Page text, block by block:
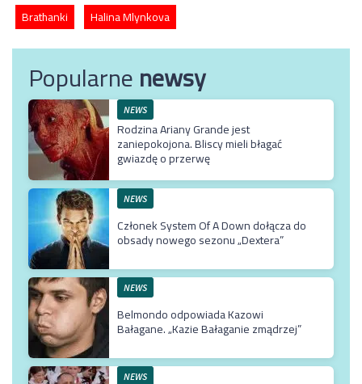
Brathanki Halina Mlynkova
Popularnenewsy
NEWS
Rodzina Ariany Grande jest
zaniepokojona. Bliscy mieli błagać
gwiazdę o przerwę
NEWS
Członek System Of A Down dołącza do
obsady nowego sezonu „Dextera”
NEWS
Belmondo odpowiada Kazowi
Bałagane. „Kazie Bałaganie zmądrzej”
NEWS